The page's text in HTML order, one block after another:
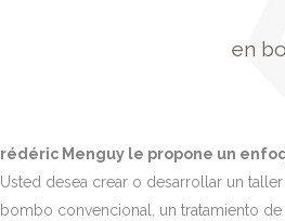
en
rédéric Menguy le propone un
Usted desea crear o desarrollar un
bombo convencional, un tratamiento